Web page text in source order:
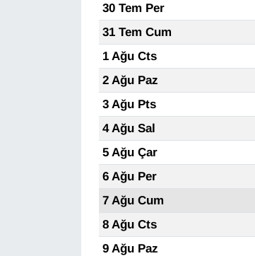
30 Tem Per
31 Tem Cum
1 Ağu Cts
2 Ağu Paz
3 Ağu Pts
4 Ağu Sal
5 Ağu Çar
6 Ağu Per
7 Ağu Cum
8 Ağu Cts
9 Ağu Paz